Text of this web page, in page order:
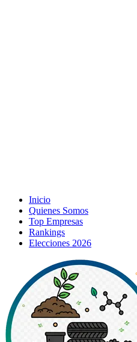
Inicio
Quienes Somos
Top Empresas
Rankings
Elecciones 2026